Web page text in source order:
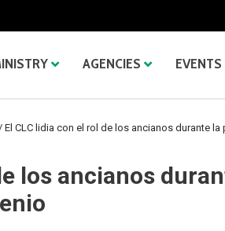
AGENCIES EVENTS
El CLC lidia con el rol de los ancianos durante
los ancianos